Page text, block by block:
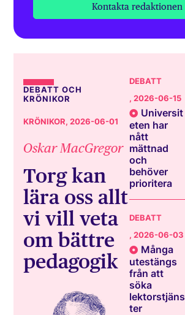
Kontakta redaktionen
DEBATT OCH
KRÖNIKOR
KRÖNIKOR, 2026-06-01
Oskar MacGregor
Torg kan
lära oss allt
vi vill veta
om bättre
pedagogik
DEBATT
, 2026-06-15
Universit
eten har
nått
mättnad
och
behöver
prioritera
DEBATT
, 2026-06-03
Många
utestängs
från att
söka
lektorstjäns
ter